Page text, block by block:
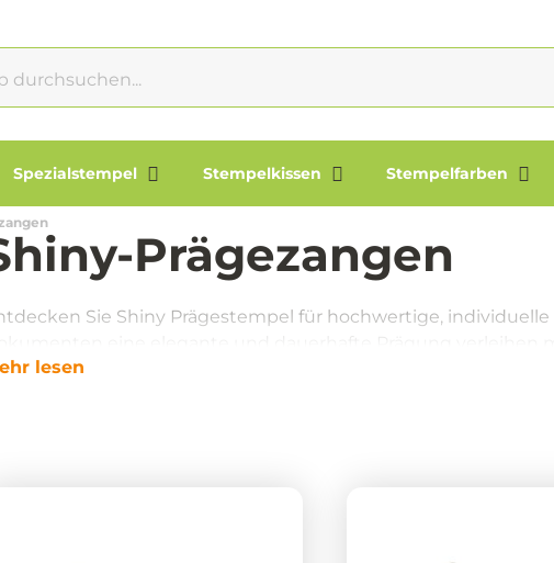
Spezialstempel Stempelkissen Stempelfarben
Prägezangen
Sie Shiny Prägestempel für hochwertige,
lesen